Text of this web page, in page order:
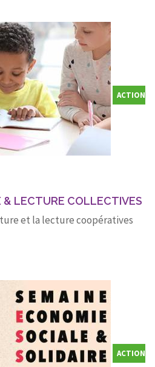
ACTION
& LECTURE COLLECTIVES
et la lecture coopératives
ACTION